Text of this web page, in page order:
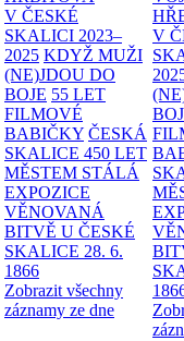
V ČESKÉ
SKALICI 2023–
2025 KDYŽ MUŽI
(NE)JDOU DO
BOJE 55 LET
FILMOVÉ
BABIČKY ČESKÁ
SKALICE 450 LET
MĚSTEM STÁLÁ
EXPOZICE
VĚNOVANÁ
BITVĚ U ČESKÉ
SKALICE 28. 6.
1866
Zobrazit všechny
záznamy ze dne
V